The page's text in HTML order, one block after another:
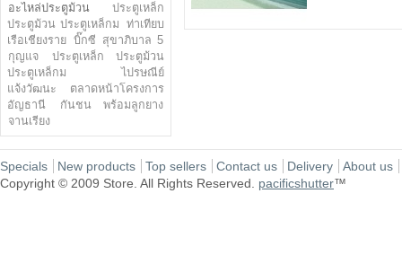
อะไหล่ประตูม้วน
ประตูเหล็ก
ประตูม้วน ประตูเหล็กม
ท่าเทียบ
เรือเชียงราย
บิ๊กซี สุขาภิบาล 5
กุญแจ
ประตูเหล็ก ประตูม้วน
ประตูเหล็กม
ไปรษณีย์
แจ้งวัฒนะ
ตลาดหน้าโครงการ
อัญธานี
กันชน พร้อมลูกยาง
จานเรียง
Specials New products Top sellers Contact us Delivery
About us
Copyright © 2009 Store. All Rights Reserved. pacificshutter™